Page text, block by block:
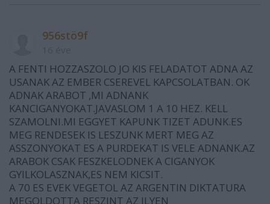
956stö9f
A FENTI HOZZASZOLO JO KIS FELADATOT ADNA AZ
USANAK AZ EMBER CSEREVEL KAPCSOLATBAN. OK
ADNAK ARABOT ,MI ADNANK
KANCIGANYOKAT.JAVASLOM 1 A 10 HEZ. KELL
SZAMOLNI.MI EGGYET KAPUNK TIZET ADUNK.ES
MEG RENDESEK IS LESZUNK MERT MEG AZ
ASSZONYOKAT ES A PURDEKAT IS VELE ADNANK.AZ
ARABOK CSAK FESZKELODNEK A CIGANYOK
GYILKOLASZNAK,ES NEM KICSIT.
A 70 ES EVEK VEGETOL AZ ARGENTIN DIKTATURA
MEGOLDOTTA RESZINT AZ ILYEN